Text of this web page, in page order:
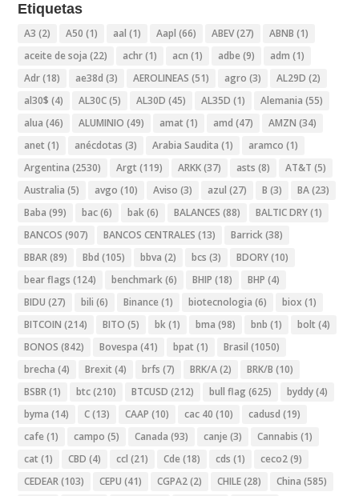
Etiquetas
A3 (2) A50 (1) aal (1) Aapl (66) ABEV(27) ABNB (1)
aceite de soja (22) achr(1) acn (1) adbe (9) adm (1)
Adr(18) ae38d (3) AEROLINEAS (51) agro (3) AL29D (2)
al30$ (4) AL30C(5) AL30D (45) AL35D (1) Alemania (55)
alua (46) ALUMINIO (49) amat (1) amd (47) AMZN (34)
anet (1) anécdotas (3) Arabia Saudita (1) aramco (1)
Argentina (2530) Argt (119) ARKK(37) asts (8) AT&T (5)
Australia (5) avgo (10) Aviso (3) azul (27) B (3) BA(23)
Baba (99) bac(6) bak(6) BALANCES (88) BALTIC DRY(1)
BANCOS (907) BANCOS CENTRALES (13) Barrick(38)
BBAR(89) Bbd (105) bbva (2) bcs (3) BDORY(10)
bear flags (124) benchmark(6) BHIP (18) BHP (4)
BIDU (27) bili (6) Binance (1) biotecnologia (6) biox (1)
BITCOIN (214) BITO (5) bk(1) bma (98) bnb (1) bolt (4)
BONOS (842) Bovespa (41) bpat (1) Brasil (1050)
brecha (4) Brexit (4) brfs (7) BRK/A(2) BRK/B (10)
BSBR(1) btc(210) BTCUSD (212) bull flag (625) byddy(4)
byma (14) C(13) CAAP (10) cac 40 (10) cadusd (19)
cafe (1) campo (5) Canada (93) canje (3) Cannabis (1)
cat (1) CBD (4) ccl (21) Cde (18) cds (1) ceco2(9)
CEDEAR(103) CEPU (41) CGPA2(2) CHILE(28) China (585)